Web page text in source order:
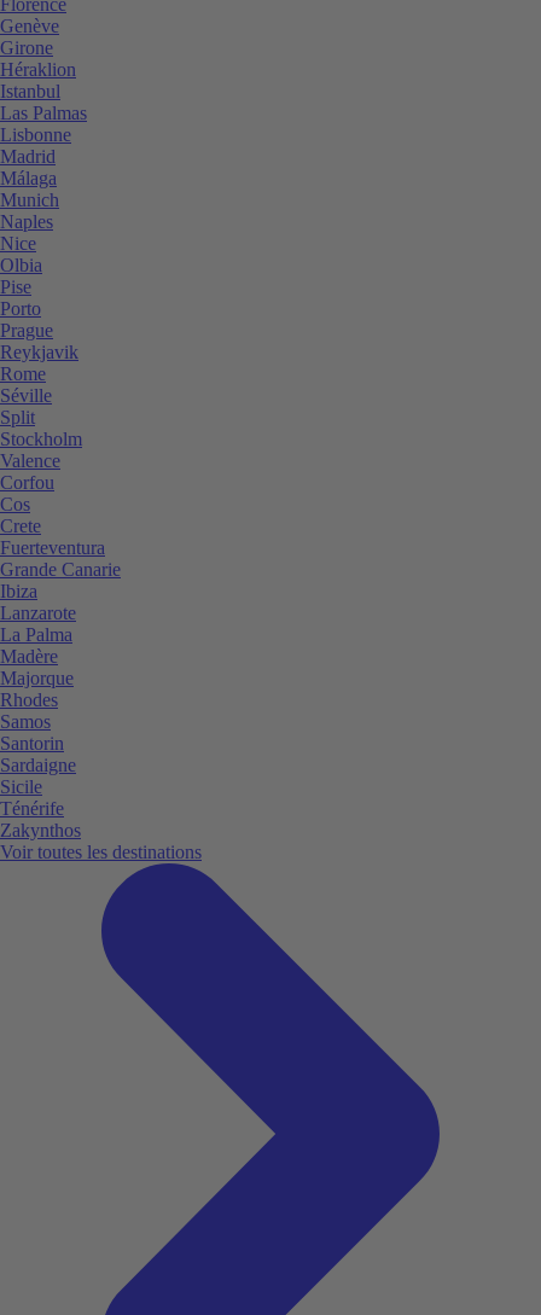
Genève
Girone
Héraklion
Istanbul
Las Palmas
Lisbonne
Madrid
Málaga
Munich
Naples
Nice
Olbia
Pise
Porto
Prague
Reykjavik
Rome
Séville
Split
Stockholm
Valence
Corfou
Cos
Crete
Fuerteventura
Grande Canarie
Ibiza
Lanzarote
La Palma
Madère
Majorque
Rhodes
Samos
Santorin
Sardaigne
Sicile
Ténérife
Zakynthos
Voir toutes les destinations